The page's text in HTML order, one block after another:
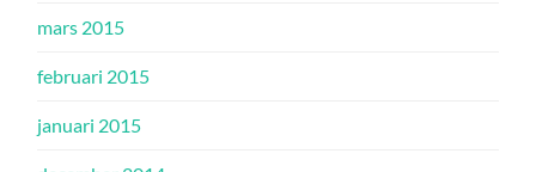
mars 2015
februari 2015
januari 2015